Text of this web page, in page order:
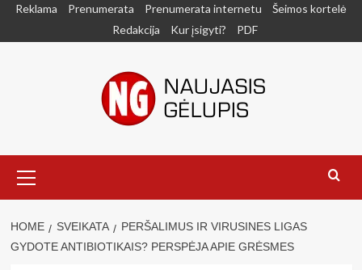
SkipReklama Prenumerata Prenumerata internetu
Šeimos kortelė
Redakcija
Kur įsigyti? PDF
Menu
HOME SVEIKATA
PERŠALIMUS IR VIRUSINES LIGAS
GYDOTE ANTIBIOTIKAIS? PERSPĖJA APIE GRĖSMES